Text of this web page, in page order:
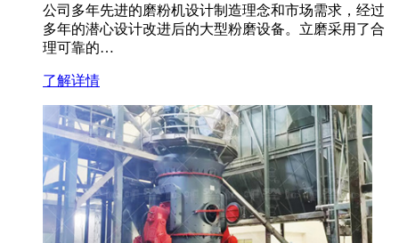
公司多年先进的磨粉机设计制造理念和市场需求，经过
多年的潜心设计改进后的大型粉磨设备。立磨采用了合
理可靠的…
了解详情